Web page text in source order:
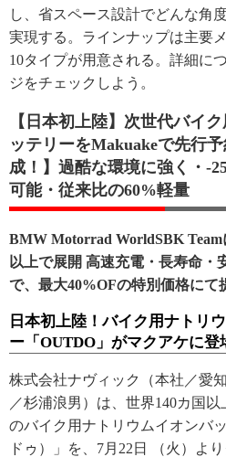
し、省スペース設計でどんな角
実現する。ラインナップは主要
10タイプが用意される。詳細に
ジをチェックしよう。
【日本初上陸】次世代バイ
ッテリーをMakuakeで先行
成！】過酷な環境に強く・-
可能・従来比の60%軽量
BMW Motorrad WorldSBK Team
以上で展開 高速充電・長寿命・
で、最大40%OFの特別価格にて
日本初上陸！バイク用ナトリ
ー「OUTDO」がマクアケに登
株式会社ナヴィック（本社／愛
／杉浦浪男）は、世界140カ国
のバイク用ナトリウムイオンバ
ドゥ）」を、7月22日 （火）よ